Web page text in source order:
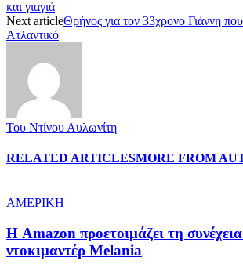
και γιαγιά
Next articleΘρήνος για τον 33χρονο Γιάννη
Ατλαντικό
Του Ντίνου Αυλωνίτη
RELATED ARTICLESMORE FROM
ΑΜΕΡΙΚΗ
Η Amazon προετοιμάζει τη
ντοκιμαντέρ Melania